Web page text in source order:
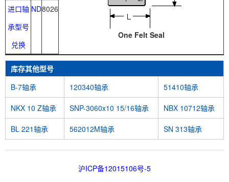
One Felt Seal
进口轴
承型号
兑换
ND8026
库存其他型号
B-7轴承
120340轴承 51410轴承
NKX 10 Z轴承 SNP-3060x10 15/16轴承 NBX 10712轴承
BL 221轴承 562012M轴承 SN 313轴承
沪ICP备12015106号-5